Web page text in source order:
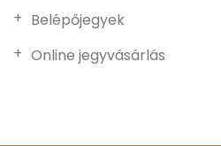
Belépőjegyek
Online jegyvásárlás